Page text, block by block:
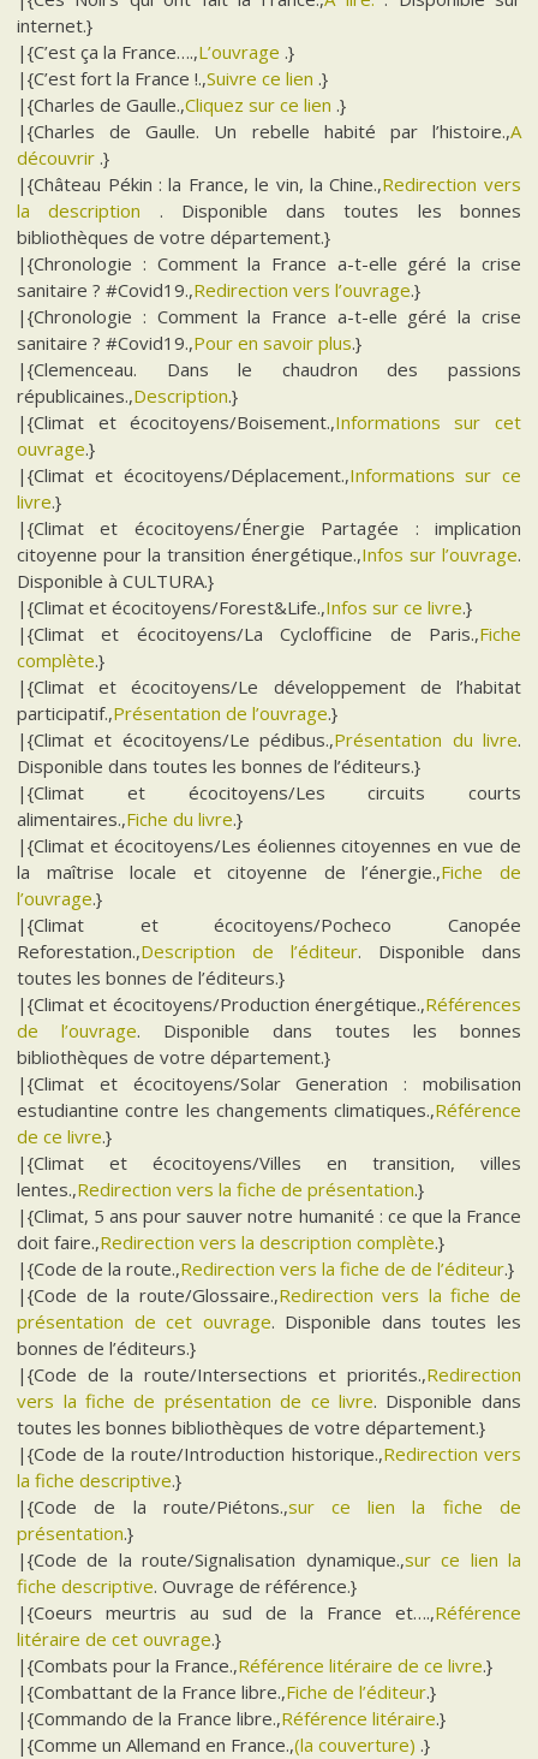
internet.}
|{C’est ça la France….,L’ouvrage .}
|{C’est fort la France !.,Suivre ce lien .}
|{Charles de Gaulle.,Cliquez sur ce lien .}
|{Charles de Gaulle. Un rebelle habité par l’histoire.,A
découvrir .}
|{Château Pékin : la France, le vin, la Chine.,Redirection vers
la description . Disponible dans toutes les bonnes
bibliothèques de votre département.}
|{Chronologie : Comment la France a-t-elle géré la crise
sanitaire ? #Covid19.,Redirection vers l’ouvrage.}
|{Chronologie : Comment la France a-t-elle géré la crise
sanitaire ? #Covid19.,Pour en savoir plus.}
|{Clemenceau. Dans le chaudron des passions
républicaines.,Description.}
|{Climat et écocitoyens/Boisement.,Informations sur cet
ouvrage.}
|{Climat et écocitoyens/Déplacement.,Informations sur ce
livre.}
|{Climat et écocitoyens/Énergie Partagée : implication
citoyenne pour la transition énergétique.,Infos sur l’ouvrage.
Disponible à CULTURA.}
|{Climat et écocitoyens/Forest&Life.,Infos sur ce livre.}
|{Climat et écocitoyens/La Cyclofficine de Paris.,Fiche
complète.}
|{Climat et écocitoyens/Le développement de l’habitat
participatif.,Présentation de l’ouvrage.}
|{Climat et écocitoyens/Le pédibus.,Présentation du livre.
Disponible dans toutes les bonnes de l’éditeurs.}
|{Climat et écocitoyens/Les circuits courts
alimentaires.,Fiche du livre.}
|{Climat et écocitoyens/Les éoliennes citoyennes en vue de
la maîtrise locale et citoyenne de l’énergie.,Fiche de
l’ouvrage.}
|{Climat et écocitoyens/Pocheco Canopée
Reforestation.,Description de l’éditeur. Disponible dans
toutes les bonnes de l’éditeurs.}
|{Climat et écocitoyens/Production énergétique.,Références
de l’ouvrage. Disponible dans toutes les bonnes
bibliothèques de votre département.}
|{Climat et écocitoyens/Solar Generation : mobilisation
estudiantine contre les changements climatiques.,Référence
de ce livre.}
|{Climat et écocitoyens/Villes en transition, villes
lentes.,Redirection vers la fiche de présentation.}
|{Climat, 5 ans pour sauver notre humanité : ce que la France
doit faire.,Redirection vers la description complète.}
|{Code de la route.,Redirection vers la fiche de de l’éditeur.}
|{Code de la route/Glossaire.,Redirection vers la fiche de
présentation de cet ouvrage. Disponible dans toutes les
bonnes de l’éditeurs.}
|{Code de la route/Intersections et priorités.,Redirection
vers la fiche de présentation de ce livre. Disponible dans
toutes les bonnes bibliothèques de votre département.}
|{Code de la route/Introduction historique.,Redirection vers
la fiche descriptive.}
|{Code de la route/Piétons.,sur ce lien la fiche de
présentation.}
|{Code de la route/Signalisation dynamique.,sur ce lien la
fiche descriptive. Ouvrage de référence.}
|{Coeurs meurtris au sud de la France et….,Référence
litéraire de cet ouvrage.}
|{Combats pour la France.,Référence litéraire de ce livre.}
|{Combattant de la France libre.,Fiche de l’éditeur.}
|{Commando de la France libre.,Référence litéraire.}
|{Comme un Allemand en France.,(la couverture) .}